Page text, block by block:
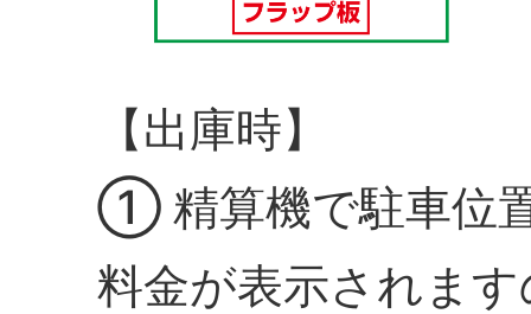
【出庫時】
① 精算機で駐車位
料金が表示されま